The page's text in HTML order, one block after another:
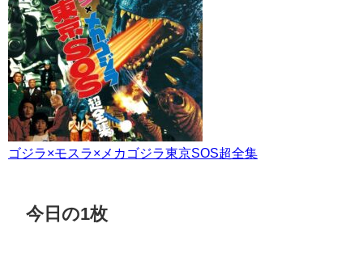
ゴジラ×モスラ×メカゴジラ東京SOS超全集
今日の1枚